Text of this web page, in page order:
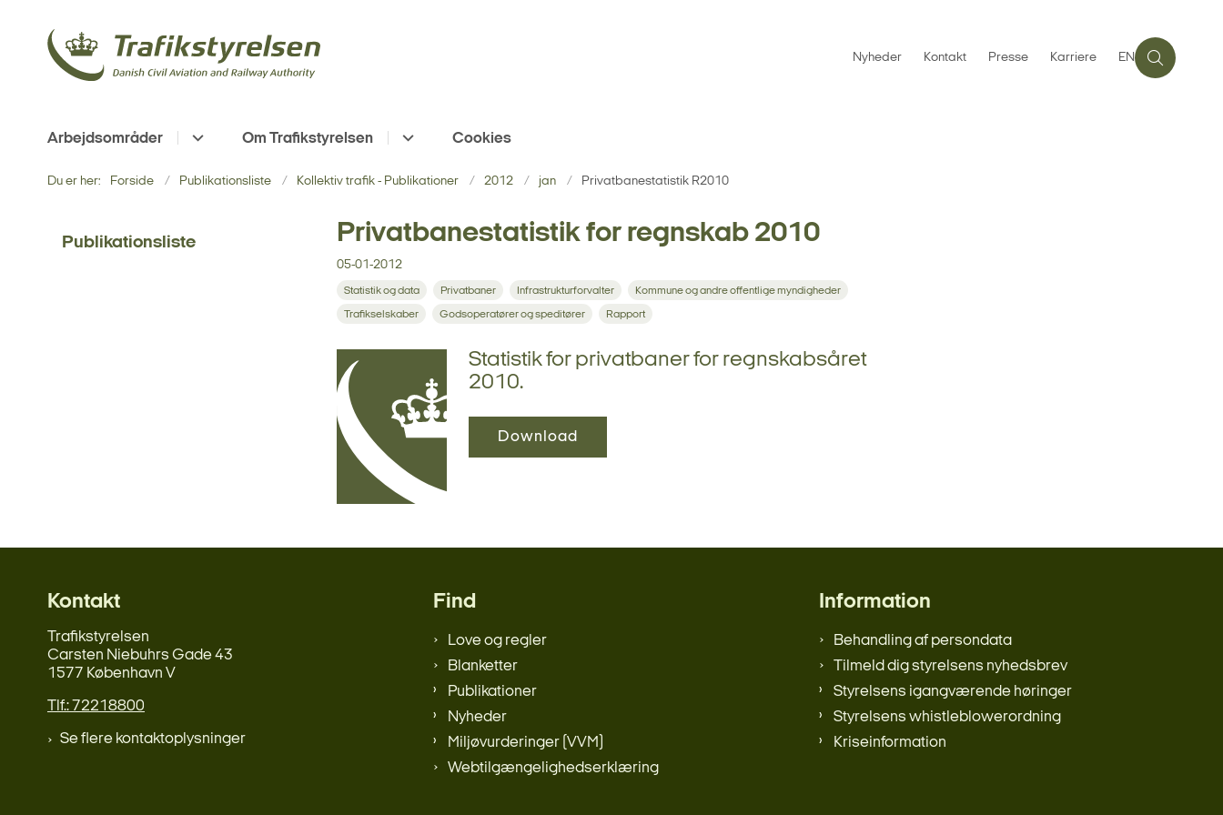
Nyheder Kontakt Presse Karriere EN
Arbejdsområder Om Trafikstyrelsen Cookies
Du er her: Forside Publikationsliste Kollektiv trafik - Publikationer 2012 jan Privatbanestatistik R2010
Publikationsliste Privatbanestatistik for regnskab 2010
05-01-2012
Statistik og data Privatbaner Infrastrukturforvalter Kommune og andre offentlige myndigheder
Trafikselskaber Godsoperatører og speditører Rapport
Statistik for privatbaner for regnskabsåret
2010.
Download
Kontakt
Trafikstyrelsen
Carsten Niebuhrs Gade 43
1577 København V
Tlf.: 72218800
Se flere kontaktoplysninger
Find
Love og regler
Blanketter
Publikationer
Nyheder
Miljøvurderinger (VVM)
Webtilgængelighedserklæring
Information
Behandling af persondata
Tilmeld dig styrelsens nyhedsbrev
Styrelsens igangværende høringer
Styrelsens whistleblowerordning
Kriseinformation